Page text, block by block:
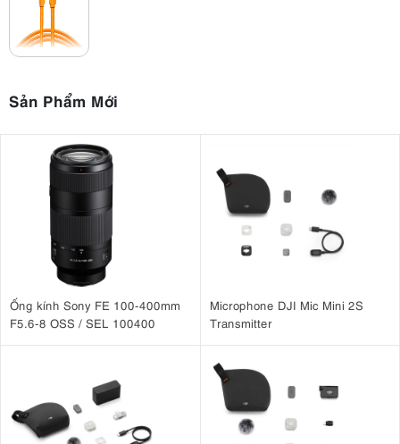
Sản Phẩm Mới
Ống kính Sony FE 100-400mm
F5.6-8 OSS / SEL 100400
Microphone DJI Mic Mini 2S
Transmitter